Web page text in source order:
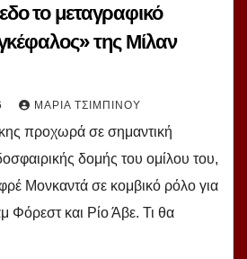
το μεταγραφικό
της Μίλαν
ΜΑΡΊΑ ΤΣΙΜΠΙΝΟΎ
προχωρά σε σημαντική
δομής του ομίλου του,
Μονκαντά σε κομβικό ρόλο για
Φόρεστ και Ρίο Άβε. Τι θα